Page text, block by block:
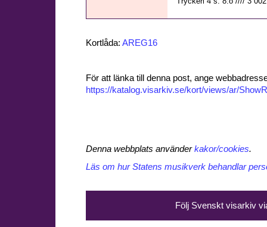
Kortlåda: AREG16
För att länka till denna post, ange
https://katalog.visarkiv.se/kort/views/ar/
Denna webbplats använderkakor/cookies.
Läs om hur Statens musikverk behandlar
Följ Svenskt visarkiv